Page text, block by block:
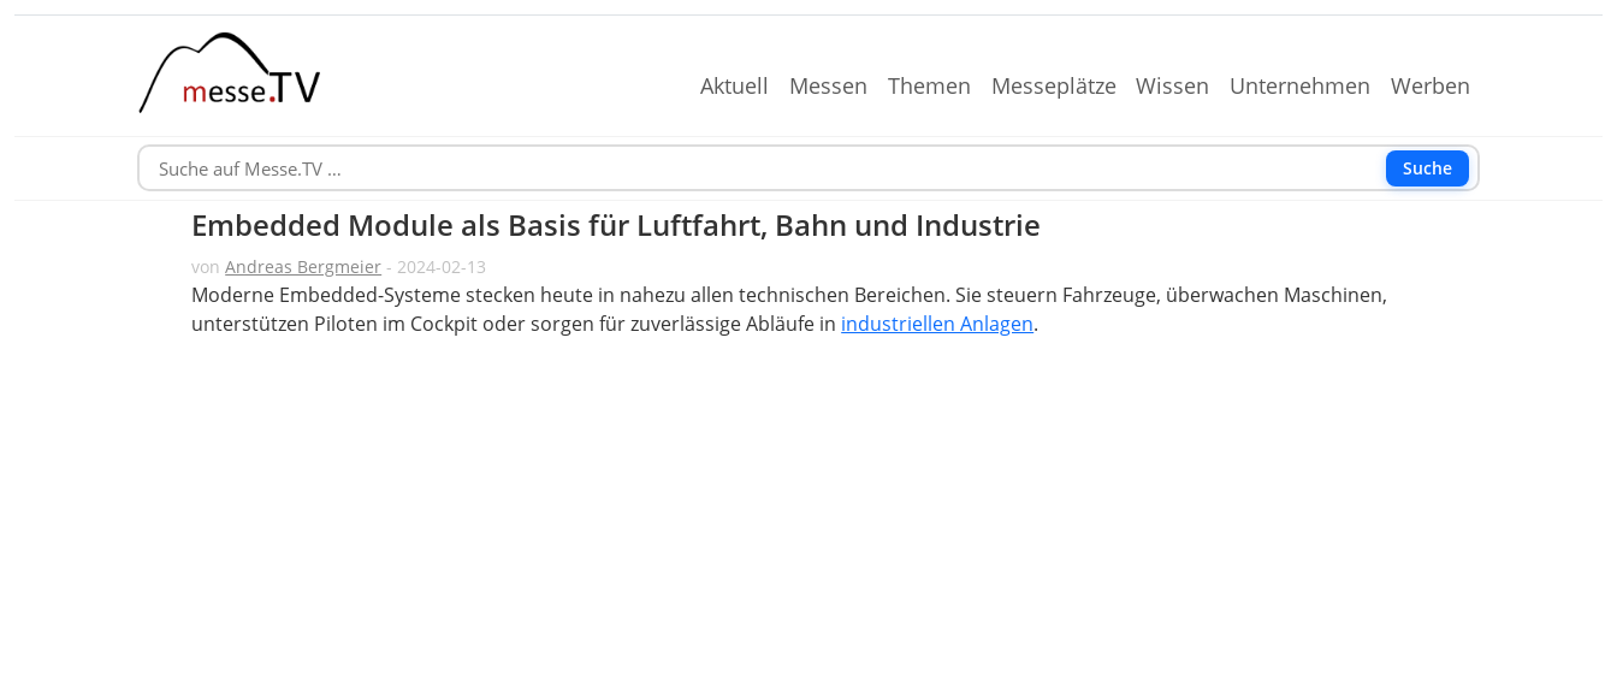
Aktuell Messen Themen Messeplätze Wissen Unternehmen Werben
Suche
Embedded Module als Basis für Luftfahrt, Bahn und Industrie
vonAndreas Bergmeier - 2024-02-13
Moderne Embedded-Systeme stecken heute in nahezu allen technischen Bereichen. Sie steuern Fahrzeuge, überwachen Maschinen,
unterstützen Piloten im Cockpit oder sorgen für zuverlässige Abläufe in industriellen Anlagen.